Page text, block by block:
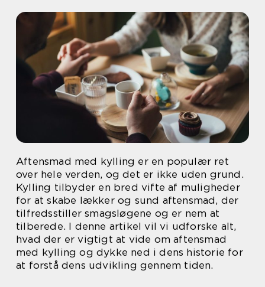
Aftensmad med kylling er en populær ret
over hele verden, og det er ikke uden grund.
Kylling tilbyder en bred vifte af muligheder
for at skabe lækker og sund aftensmad, der
tilfredsstiller smagsløgene og er nem at
tilberede. I denne artikel vil vi udforske alt,
hvad der er vigtigt at vide om aftensmad
med kylling og dykke ned i dens historie for
at forstå dens udvikling gennem tiden.